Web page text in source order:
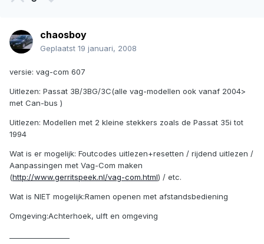
chaosboy
Geplaatst 19 januari, 2008
versie: vag-com 607
Uitlezen: Passat 3B/3BG/3C(alle vag-modellen ook vanaf 2004>
met Can-bus )
Uitlezen: Modellen met 2 kleine stekkers zoals de Passat 35i tot
1994
Wat is er mogelijk: Foutcodes uitlezen+resetten / rijdend uitlezen /
Aanpassingen met Vag-Com maken
(http://www.gerritspeek.nl/vag-com.html) / etc.
Wat is NIET mogelijk:Ramen openen met afstandsbediening
Omgeving:Achterhoek, ulft en omgeving